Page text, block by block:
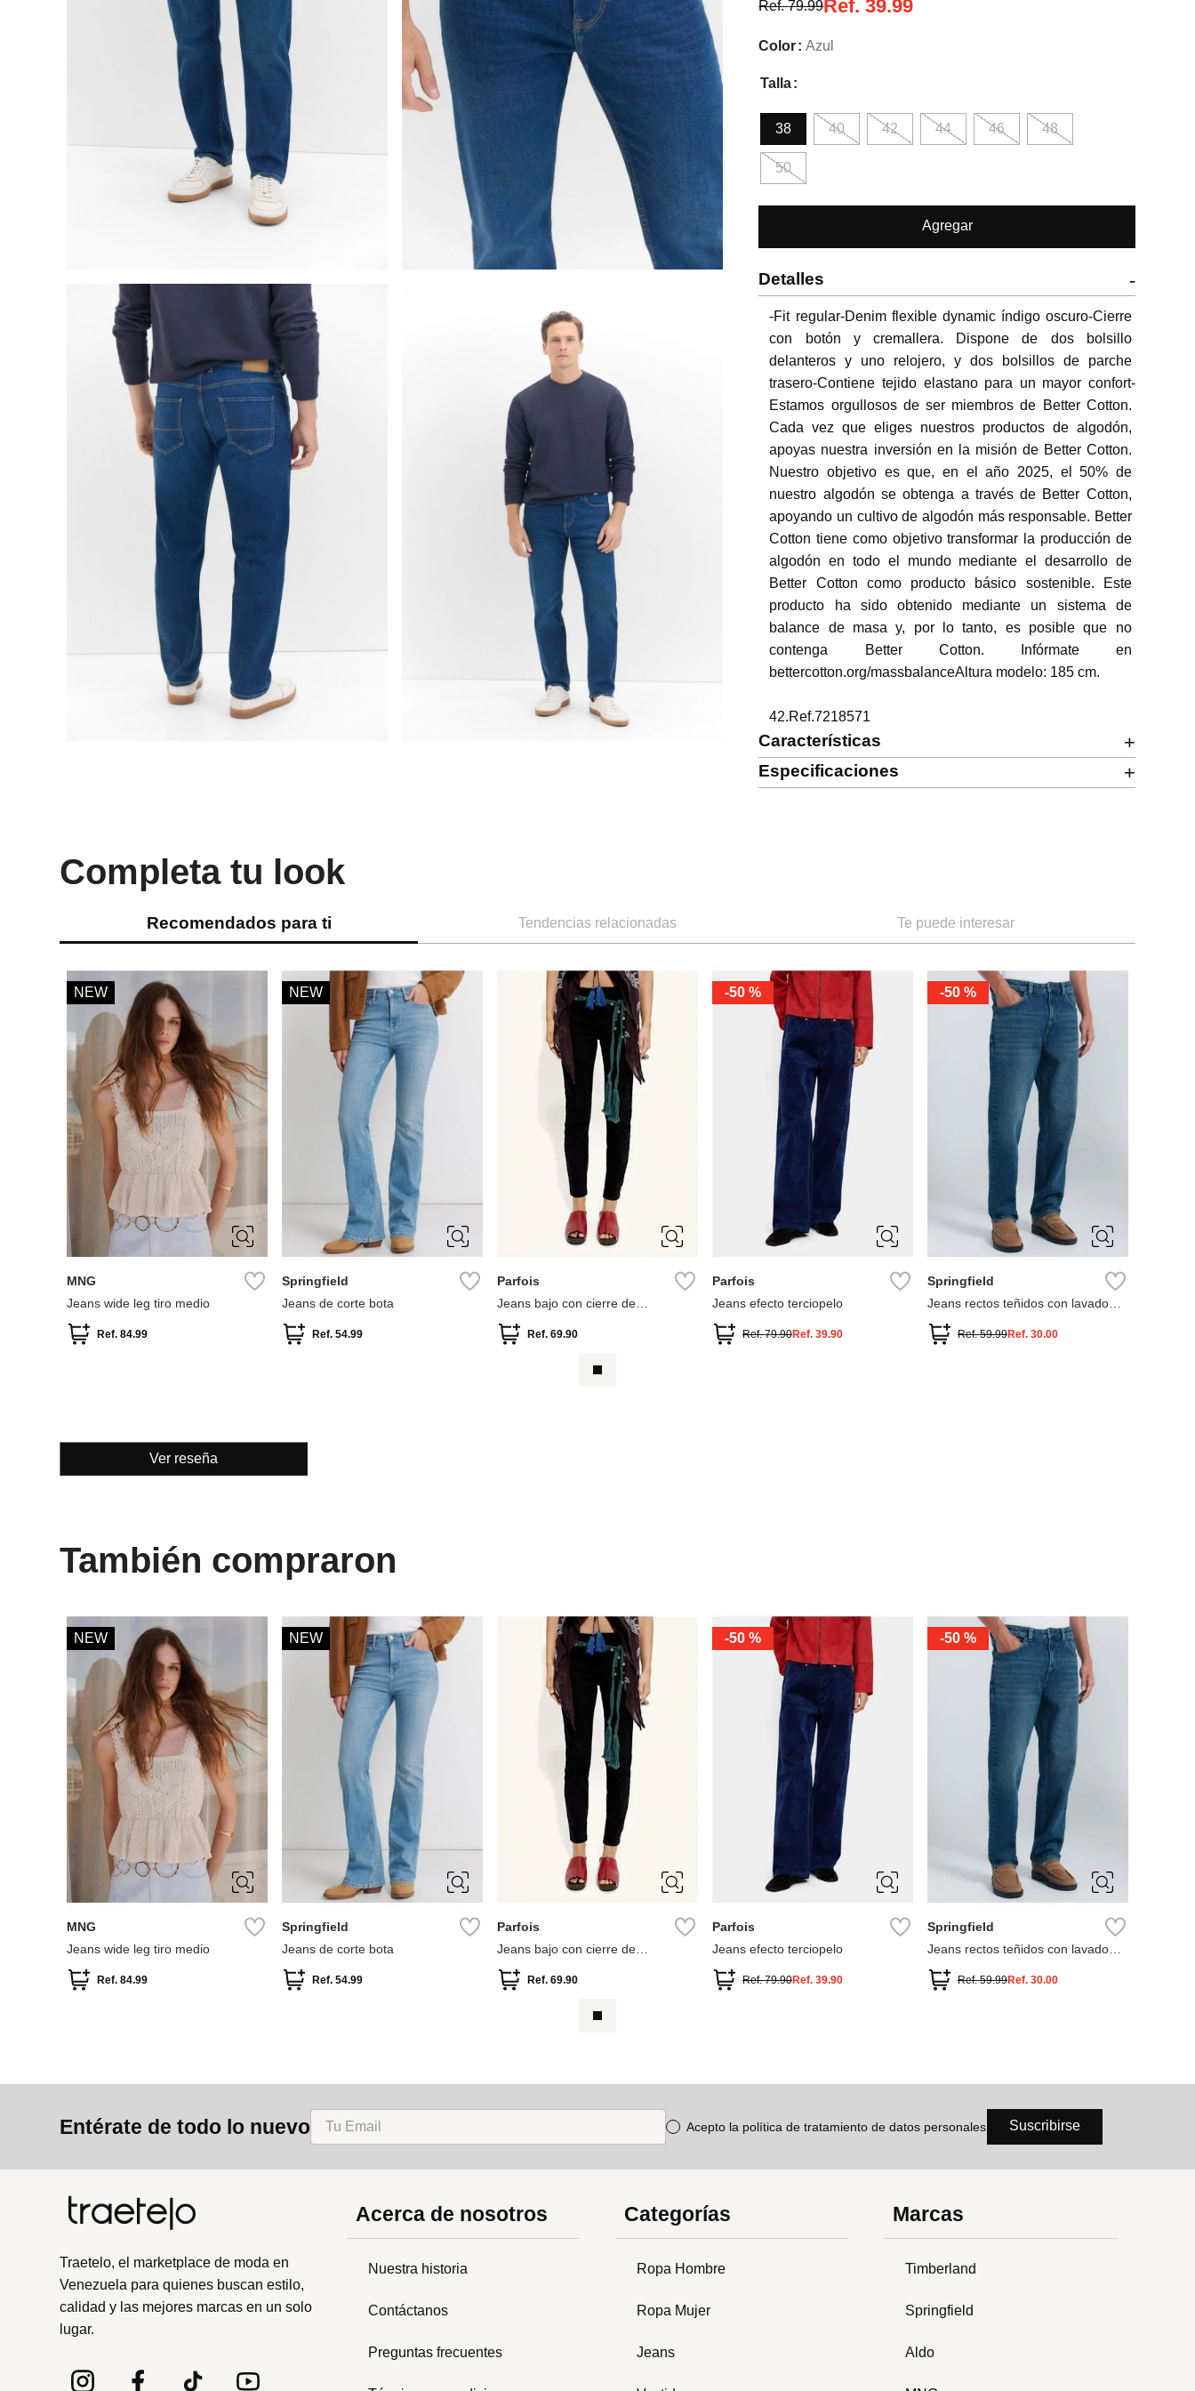
Ref.79.99Ref.39.99
Color Azul
Talla
38 40 42 44 46 48
50
Agregar
Detalles -
-Fit regular-Denim flexible dynamic índigo oscuro-Cierre
con botón y cremallera. Dispone de dos bolsillo
delanteros y uno relojero, y dos bolsillos de parche
trasero-Contiene tejido elastano para un mayor confort-
Estamos orgullosos de ser miembros de Better Cotton.
Cada vez que eliges nuestros productos de algodón,
apoyas nuestra inversión en la misión de Better Cotton.
Nuestro objetivo es que, en el año 2025, el 50% de
nuestro algodón se obtenga a través de Better Cotton,
apoyando un cultivo de algodón más responsable. Better
Cotton tiene como objetivo transformar la producción de
algodón en todo el mundo mediante el desarrollo de
Better Cotton como producto básico sostenible. Este
producto ha sido obtenido mediante un sistema de
balance de masa y, por lo tanto, es posible que no
contenga Better Cotton. Infórmate en
bettercotton.org/massbalanceAltura modelo: 185 cm.
42.Ref.7218571
Características +
Especificaciones +
Completa tu look
Recomendados para ti Tendencias relacionadas Te puede interesar
NEW
34 36
38
MNG
Jeans wide leg tiro medio
Ref.84.99
NEW
36 38
40
44 46
Springfield
Jeans de corte bota
Ref.54.99
36 38 40
Parfois
Jeans bajo con cierre de
Ref. 69.90
-50 %
36 38
Parfois
Jeans efecto terciopelo
Ref.79.90Ref. 39.90
-50 %
31 32
33
36 38
Springfield
Jeans rectos teñidos con lavado
Ref.59.99Ref. 30.00
Ver reseña
También compraron
NEW
34 36
38
MNG
Jeans wide leg tiro medio
Ref.84.99
NEW
36 38
40
44 46
Springfield
Jeans de corte bota
Ref.54.99
36 38 40
Parfois
Jeans bajo con cierre de
Ref. 69.90
-50 %
36 38
Parfois
Jeans efecto terciopelo
Ref.79.90Ref. 39.90
-50 %
31 32
33
36 38
Springfield
Jeans rectos teñidos con lavado
Ref.59.99Ref. 30.00
Entérate de todo lo nuevo Acepto la política de tratamiento de datos personales Suscribirse
Traetelo, el marketplace de moda en
Venezuela para quienes buscan estilo,
calidad y las mejores marcas en un solo
lugar.
Acerca de nosotros
Nuestra historia
Contáctanos
Preguntas frecuentes
Categorías
Ropa Hombre
Ropa Mujer
Jeans
Marcas
Timberland
Springfield
Aldo